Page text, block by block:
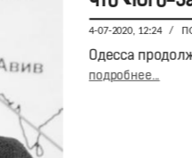
4-07-2020, 12:24 /
Одесса
подробнее...